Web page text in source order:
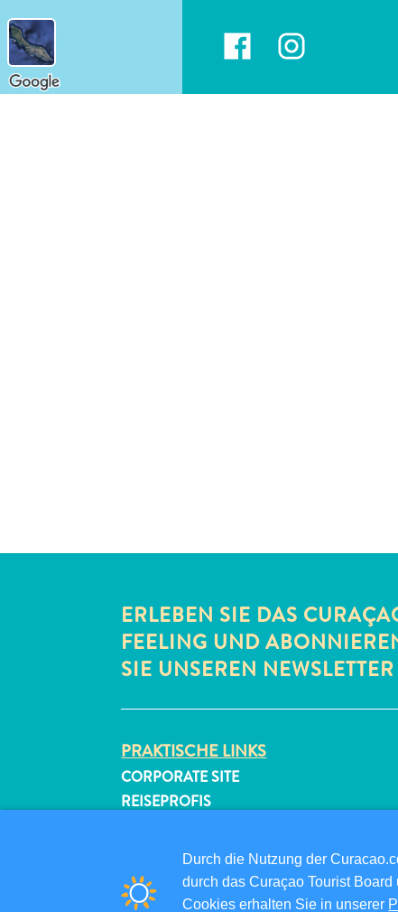
ERLEBEN SIE DAS
FEELING UND
SIE UNSEREN NEWSLETTER
PRAKTISCHE LINKS
CORPORATE SITE
REISEPROFIS
IHR EVENT EINREICHEN
Durch die Nutzung der
durch das Curaçao Tourist
Cookies erhalten Sie in unserer